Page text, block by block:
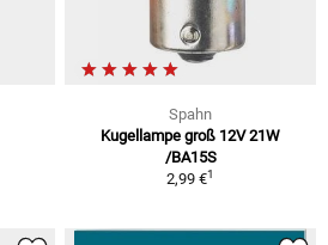
Spahn
Kugellampe groß 12V 21W
/BA15S
2,99 €1